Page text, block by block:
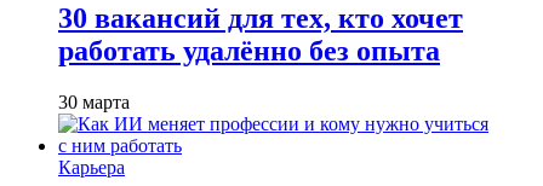
30 вакансий для тех, кто хочет
работать удалённо без опыта
30 марта
Карьера